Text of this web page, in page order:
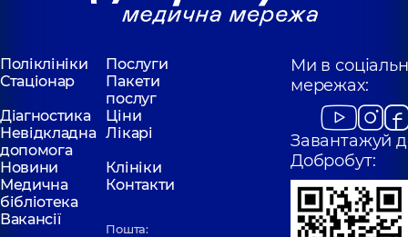
Поліклініки
Послуги
Стаціонар
Пакети
послуг
Діагностика
Ціни
Невідкладна
допомога
Лікарі
Новини
Клініки
Медична
бібліотека
Контакти
Вакансії
Пошта:
Ми в
мережах:
Завантажуй
Добробут: